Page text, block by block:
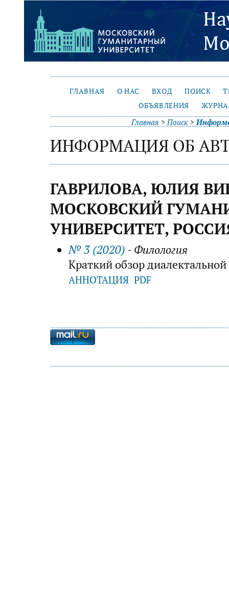
ГЛАВНАЯ О НАС ВХОД ПОИСК
ОБЪЯВЛЕНИЯ
Главная >Поиск >
ИНФОРМАЦИЯ ОБ
ГАВРИЛОВА, ЮЛИЯ
МОСКОВСКИЙ
УНИВЕРСИТЕТ,
№ 3 (2020) - Филология
Краткий обзор
АННОТАЦИЯ PDF